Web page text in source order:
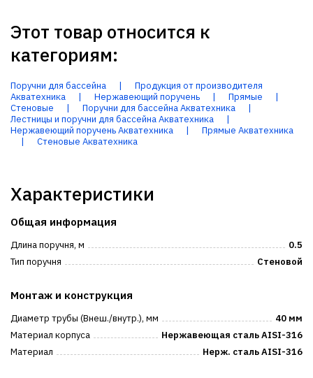
Этот товар относится к
категориям:
Поручни для бассейна |
Продукция от производителя
Акватехника
| Нержавеющий поручень | Прямые
|
Стеновые
| Поручни для бассейна Акватехника
|
Лестницы и поручни для бассейна Акватехника
|
Нержавеющий поручень Акватехника
|
Прямые Акватехника
|
Стеновые Акватехника
Характеристики
Общая информация
Длина поручня, м
0.5
Тип поручня
Стеновой
Монтаж и конструкция
Диаметр трубы (Внеш./внутр.), мм
40 мм
Материал корпуса
Нержавеющая сталь AISI-316
Материал
Нерж. сталь AISI-316